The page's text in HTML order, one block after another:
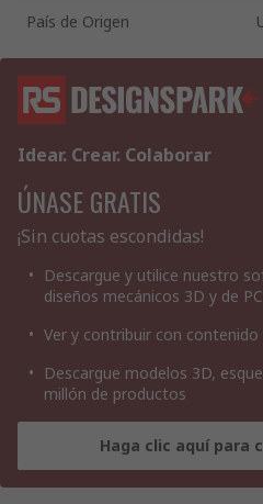
País de Origen
Idear. Crear. Colaborar
ÚNASE GRATIS
¡Sin cuotas escondidas!
Descargue y utilice nuestro
diseños mecánicos 3D y de
Ver y contribuir con
Descargue modelos 3D,
millón de productos
Haga clic aquí para